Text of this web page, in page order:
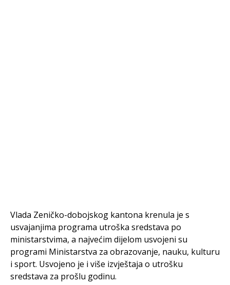
Vlada Zeničko-dobojskog kantona krenula je s
usvajanjima programa utroška sredstava po
ministarstvima, a najvećim dijelom usvojeni su
programi Ministarstva za obrazovanje, nauku, kulturu
i sport. Usvojeno je i više izvještaja o utrošku
sredstava za prošlu godinu.